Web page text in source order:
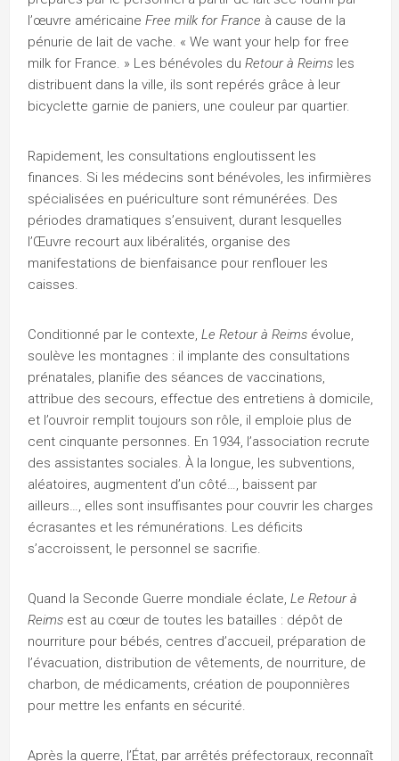
l’œuvre américaine Free milk for France à cause de la
pénurie de lait de vache. « We want your help for free
milk for France. » Les bénévoles du Retour à Reims les
distribuent dans la ville, ils sont repérés grâce à leur
bicyclette garnie de paniers, une couleur par quartier.
Rapidement, les consultations engloutissent les
finances. Si les médecins sont bénévoles, les infirmières
spécialisées en puériculture sont rémunérées. Des
périodes dramatiques s’ensuivent, durant lesquelles
l’Œuvre recourt aux libéralités, organise des
manifestations de bienfaisance pour renflouer les
caisses.
Conditionné par le contexte, Le Retour à Reims évolue,
soulève les montagnes : il implante des consultations
prénatales, planifie des séances de vaccinations,
attribue des secours, effectue des entretiens à domicile,
et l’ouvroir remplit toujours son rôle, il emploie plus de
cent cinquante personnes. En 1934, l’association recrute
des assistantes sociales. À la longue, les subventions,
aléatoires, augmentent d’un côté…, baissent par
ailleurs…, elles sont insuffisantes pour couvrir les charges
écrasantes et les rémunérations. Les déficits
s’accroissent, le personnel se sacrifie.
Quand la Seconde Guerre mondiale éclate, Le Retour à
Reims est au cœur de toutes les batailles : dépôt de
nourriture pour bébés, centres d’accueil, préparation de
l’évacuation, distribution de vêtements, de nourriture, de
charbon, de médicaments, création de pouponnières
pour mettre les enfants en sécurité.
Après la guerre, l’État, par arrêtés préfectoraux, reconnaît